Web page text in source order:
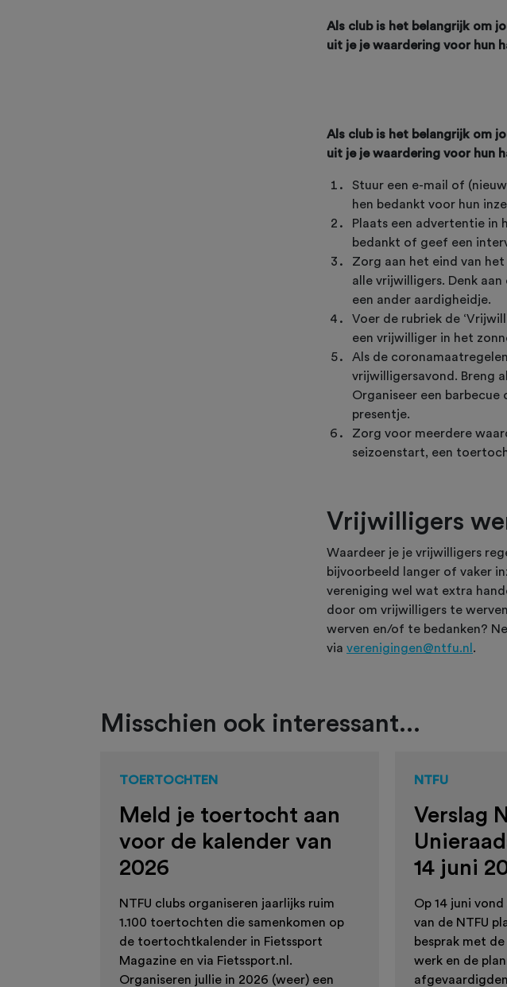
Als club is het belangrijk om
uit je je waardering voor hun
Als club is het belangrijk om
uit je je waardering voor hun
Stuur een e-mail of
hen bedankt voor hun
Plaats een advertentie in
bedankt of geef een
Zorg aan het eind van
alle vrijwilligers. Denk
een ander aardigheidje.
Voer de rubriek de
een vrijwilliger in het
Als de
vrijwilligersavond. Breng
Organiseer een
presentje.
Zorg voor meerdere
seizoenstart, een
Vrijwilligers
Waardeer je je vrijwilligers
bijvoorbeeld langer of vaker
vereniging wel wat extra
door om vrijwilligers te
werven en/of te bedanken?
via verenigingen@ntfu.nl .
Misschien ook interessant...
TOERTOCHTEN
Meld je toertocht aan
voor de kalender van
2026
NTFU clubs organiseren jaarlijks ruim
1.100 toertochten die samenkomen op
de toertochtkalender in Fietssport
Magazine en via Fietssport.nl.
Organiseren jullie in 2026 (weer) een
NTFU
Verslag
14 juni
Op 14 juni
van de NTFU
besprak met
werk en de